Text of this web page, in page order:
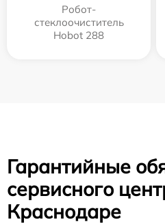
Робот-
стеклоочиститель
Hobot 288
Гарантийные
сервисного
Краснодаре